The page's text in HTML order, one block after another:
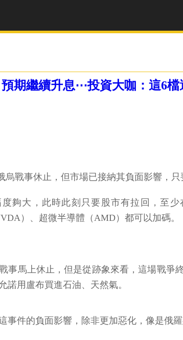
期繼續升息⋯投資大咖：這6檔
烏戰事休止，但市場已接納其負面影響，
夠大，此時此刻只要股市有拉回，至
）、超微半導體（AMD）都可以加碼。
事馬上休止，但是從跡象來看，這場戰
諾用盧布買進石油、天然氣。
事件的負面影響，除非更加惡化，像是俄